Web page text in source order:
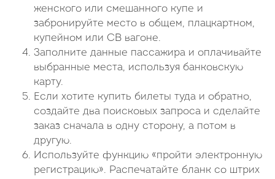
женского или смешанного купе и
забронируйте место в общем, плацкартном,
купейном или СВ вагоне.
Заполните данные пассажира и оплачивайте
выбранные места, используя банковскую
карту.
Если хотите купить билеты туда и обратно,
создайте два поисковых запроса и сделайте
заказ сначала в одну сторону, а потом в
другую.
Используйте функцию «пройти электронную
регистрацию». Распечатайте бланк со штрих